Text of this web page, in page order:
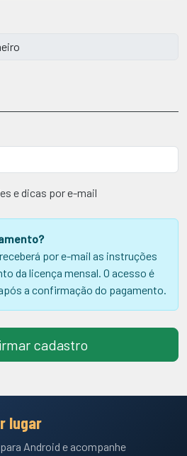
e dicas por e-mail
por e-mail as instruções
da licença mensal. O acesso é
a confirmação do pagamento.
cadastro
lugar
Android e acompanhe